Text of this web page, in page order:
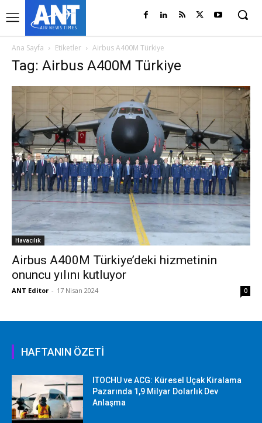
Ana Sayfa Etiketler Airbus A400M Türkiye
Tag: Airbus A400M Türkiye
Havacılık
Airbus A400M Türkiye’deki hizmetinin
onuncu yılını kutluyor
ANT Editor - 17 Nisan 2024 0
HAFTANIN ÖZETİ
ITOCHU ve ACG: Küresel Uçak Kiralama
Pazarında 1,9 Milyar Dolarlık Dev
Anlaşma